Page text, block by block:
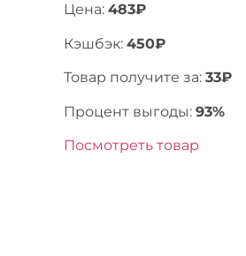
Цена: 483₽
Кэшбэк: 450₽
Товар получите за: 33₽
Процент выгоды: 93%
Посмотреть товар